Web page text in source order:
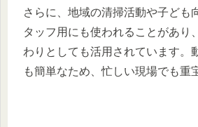
さらに、地域の清掃活動や子ども
タッフ用にも使われることがあり
わりとしても活用されています。
も簡単なため、忙しい現場でも重